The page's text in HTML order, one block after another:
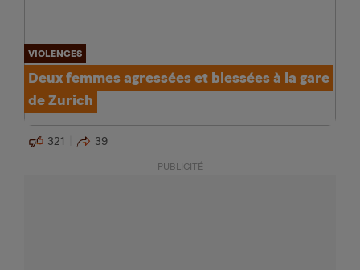
VIOLENCES
Deux femmes agressées et blessées à la gare
de Zurich
321 39
PUBLICITÉ